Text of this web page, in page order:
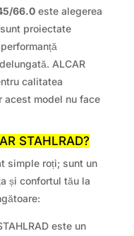
66.0este alegerea
proiectate
ALCAR
calitatea
acest model nu face
STAHLRAD?
simple roți; sunt un
și confortul tău la
este un